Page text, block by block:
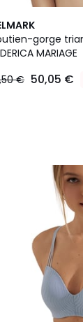
gorge
MARIAGE
€ 50,05 €